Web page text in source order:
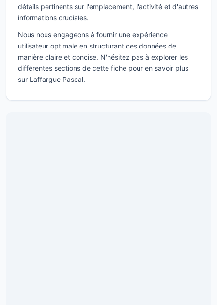
détails pertinents sur l'emplacement, l'activité et d'autres
informations cruciales.
Nous nous engageons à fournir une expérience
utilisateur optimale en structurant ces données de
manière claire et concise. N'hésitez pas à explorer les
différentes sections de cette fiche pour en savoir plus
sur Laffargue Pascal.